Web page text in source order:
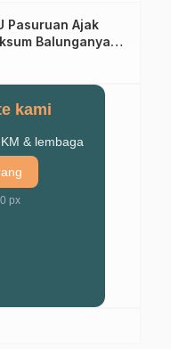
Balunganyar
Bersusun
kami
& lembaga
px